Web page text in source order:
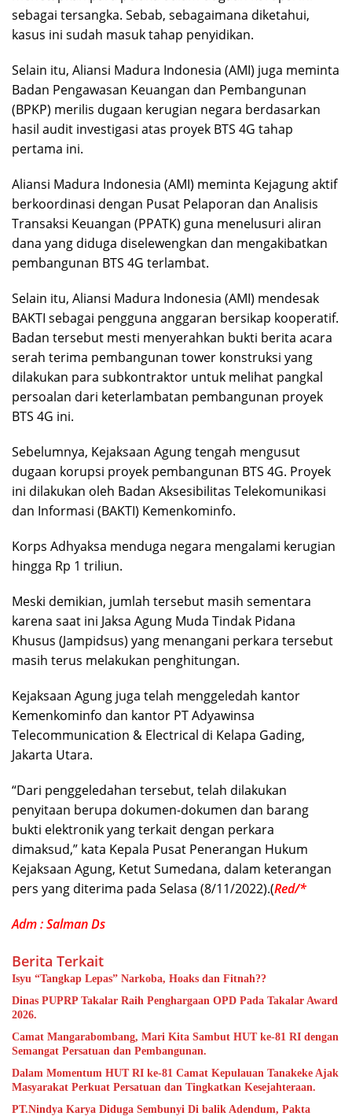
sebagai tersangka. Sebab, sebagaimana diketahui,
kasus ini sudah masuk tahap penyidikan.
Selain itu, Aliansi Madura Indonesia (AMI) juga meminta
Badan Pengawasan Keuangan dan Pembangunan
(BPKP) merilis dugaan kerugian negara berdasarkan
hasil audit investigasi atas proyek BTS 4G tahap
pertama ini.
Aliansi Madura Indonesia (AMI) meminta Kejagung aktif
berkoordinasi dengan Pusat Pelaporan dan Analisis
Transaksi Keuangan (PPATK) guna menelusuri aliran
dana yang diduga diselewengkan dan mengakibatkan
pembangunan BTS 4G terlambat.
Selain itu, Aliansi Madura Indonesia (AMI) mendesak
BAKTI sebagai pengguna anggaran bersikap kooperatif.
Badan tersebut mesti menyerahkan bukti berita acara
serah terima pembangunan tower konstruksi yang
dilakukan para subkontraktor untuk melihat pangkal
persoalan dari keterlambatan pembangunan proyek
BTS 4G ini.
Sebelumnya, Kejaksaan Agung tengah mengusut
dugaan korupsi proyek pembangunan BTS 4G. Proyek
ini dilakukan oleh Badan Aksesibilitas Telekomunikasi
dan Informasi (BAKTI) Kemenkominfo.
Korps Adhyaksa menduga negara mengalami kerugian
hingga Rp 1 triliun.
Meski demikian, jumlah tersebut masih sementara
karena saat ini Jaksa Agung Muda Tindak Pidana
Khusus (Jampidsus) yang menangani perkara tersebut
masih terus melakukan penghitungan.
Kejaksaan Agung juga telah menggeledah kantor
Kemenkominfo dan kantor PT Adyawinsa
Telecommunication & Electrical di Kelapa Gading,
Jakarta Utara.
“Dari penggeledahan tersebut, telah dilakukan
penyitaan berupa dokumen-dokumen dan barang
bukti elektronik yang terkait dengan perkara
dimaksud,” kata Kepala Pusat Penerangan Hukum
Kejaksaan Agung, Ketut Sumedana, dalam keterangan
pers yang diterima pada Selasa (8/11/2022).(Red/*
Adm : Salman Ds
Berita Terkait
Isyu “Tangkap Lepas” Narkoba, Hoaks dan Fitnah??
Dinas PUPRP Takalar Raih Penghargaan OPD Pada Takalar Award
2026.
Camat Mangarabombang, Mari Kita Sambut HUT ke-81 RI dengan
Semangat Persatuan dan Pembangunan.‍
Dalam Momentum HUT RI ke-81 Camat Kepulauan Tanakeke Ajak
Masyarakat Perkuat Persatuan dan Tingkatkan Kesejahteraan.
PT.Nindya Karya Diduga Sembunyi Di balik Adendum, Pakta